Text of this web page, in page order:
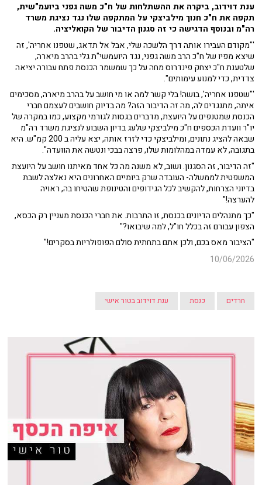
ענת דוידוב, ביקרה את ההשתלחות של ח"כ משה גפני ביועמ"שית,
תקפה את ח"כ חנוך מילביצקי על המתקפה שלו נגד נציגת משרד
רה"מ ובנוסף הדגישה כי זה סגנון הדיבור של הקואליציה.
'"מקודם העבירו אותה דרך הלשכה שלי, אבל אל תדאג, שטפנו אחריה', זה
שיצא מפיו של ח"כ הרב משה גפני, נגד היועמשי"ת גלי בהרב מיארה,
שלטענת ח"כ יצחק פינדרוס מחה על כך שמשמר הכנסת פתח עבורה יציאה
צדדית, כדי למנוע עימותים".
'"שטפנו אחריה', בושה! בלי קשר למה או מי חושב על בהרב מיארה, מסכימים
איתה, מתנגדים לה, מה זה הדיבור הזה? מה בדיוק חושבים לעצמם חברי
הכנסת שמטנפים על היועצת, מדברים בגסות לגורמי מקצוע, כמו במקרה של
יו"ר וועדת הכספים ח"כ מילביצקי שלעג בדיון השבוע לנציגת משרד רה"מ
שבאה להציג נתונים, ומילביצקי כדי לזרז אותה, יצא עליה ב 200 קמ"ש. היא
בתגובה, לא עמדה במהלומות שלו, פרצה בבכי ונטשה את הוועדה".
"זה הדיבור, זה הסגנון.ושוב, לא משנה מה כל אחד מאיתנו חושב על היועצת
המשפטית לממשלה- העובדה שרק ביומיים האחרונים היא נאלצה לשבת
בדיוני הצרחות, להקשיב לכל הגידופים והטינופת שהטיחו בה, ראויה
להערצה!"
"כך מתנהלים הדיונים בכנסת, זו התרבות. את חברי הכנסת מעניין רק הכסא,
הצפון עבורם זה בכלל חו"ל, למה שיבואו?"
"הציבור מאס בכם, ולכן אתם בתחתית סולם הפופולריות בסקרים!"
10/06/2026
חרדים כנסת ענת דוידוב בטור אישי